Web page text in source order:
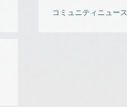
コミュニティニュース